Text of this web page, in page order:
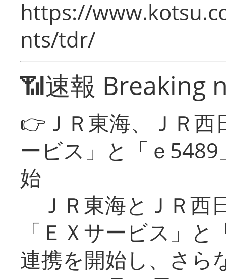
https://
nts/tdr/
📶速報 Breaking
👉ＪＲ東海、ＪＲ
ービス」と「ｅ
始
ＪＲ東海とＪＲ西
「ＥＸサービス」
連携を開始し、さら